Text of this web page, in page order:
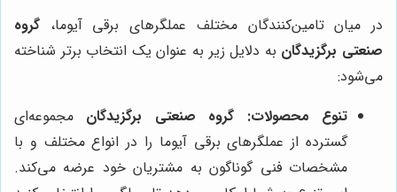
در میان تامین‌کنندگان مختلف عملگرهای برقی آیوما، گروه
صنعتی برگزیدگان به دلایل زیر به عنوان یک انتخاب برتر شناخته
می‌شود:
تنوع محصولات:
گروه صنعتی برگزیدگان مجموعه‌ای
گسترده از عملگرهای برقی آیوما را در انواع مختلف و با
مشخصات فنی گوناگون به مشتریان خود عرضه می‌کند.